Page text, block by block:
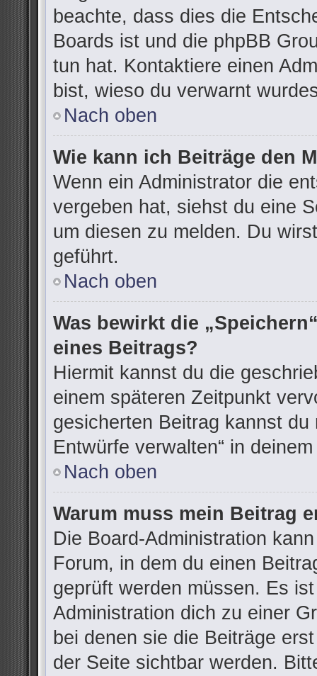
beachte, dass dies die
Boards ist und die phpBB
tun hat. Kontaktiere einen
bist, wieso du verwarnt
Nach oben
Wie kann ich Beiträge den
Wenn ein Administrator die
vergeben hat, siehst du eine
um diesen zu melden. Du
geführt.
Nach oben
Was bewirkt die
eines Beitrags?
Hiermit kannst du die
einem späteren Zeitpunkt
gesicherten Beitrag kannst
Entwürfe verwalten“ in
Nach oben
Warum muss mein Beitrag
Die Board-Administration
Forum, in dem du einen
geprüft werden müssen. Es
Administration dich zu einer
bei denen sie die Beiträge
der Seite sichtbar werden.